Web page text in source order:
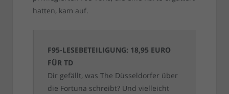
hatten, kam auf.
F95-LESEBETEILIGUNG: 18,95 EURO
FÜR TD
Dir gefällt, was The Düsseldorfer über
die Fortuna schreibt? Und vielleicht